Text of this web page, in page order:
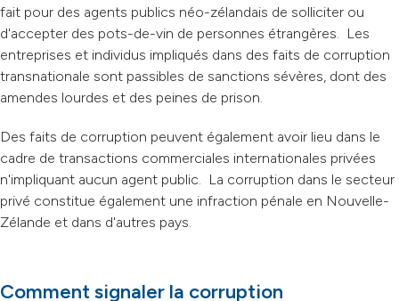
fait pour des agents publics néo-zélandais de solliciter ou
d'accepter des pots-de-vin de personnes étrangères.
Les
entreprises et individus impliqués dans des faits de corruption
transnationale sont passibles de sanctions sévères, dont des
amendes lourdes et des peines de prison.
Des faits de corruption peuvent également avoir lieu dans le
cadre de transactions commerciales internationales privées
n'impliquant aucun agent public.
La corruption dans le secteur
privé constitue également une infraction pénale en Nouvelle-
Zélande et dans d'autres pays.
Comment signaler la corruption